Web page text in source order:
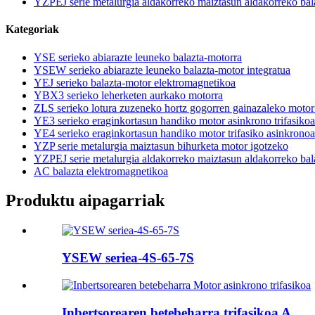
Kategoriak
YSE serieko abiarazte leuneko balazta-motorra
YSEW serieko abiarazte leuneko balazta-motor integratua
YEJ serieko balazta-motor elektromagnetikoa
YBX3 serieko leherketen aurkako motorra
ZLS serieko lotura zuzeneko hortz gogorren gainazaleko
YE3 serieko eraginkortasun handiko motor asinkrono trifasikoa
YE4 serieko eraginkortasun handiko motor trifasiko asinkronoa
YZP serie metalurgia maiztasun bihurketa motor igotzeko
YZPEJ serie metalurgia aldakorreko maiztasun aldakorreko
AC balazta elektromagnetikoa
Produktu aipagarriak
YSEW seriea-4S-65-7S